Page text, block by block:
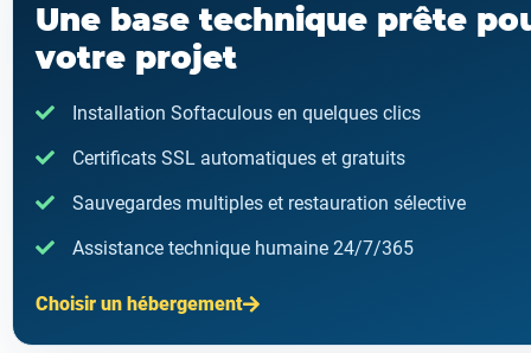
Une base technique prête
votre projet
Installation Softaculous en quelques clics
Certificats SSL automatiques et gratuits
Sauvegardes multiples et restauration sélective
Assistance technique humaine 24/7/365
Choisir un hébergement